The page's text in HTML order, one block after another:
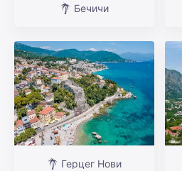
Бечичи
Герцег Нови